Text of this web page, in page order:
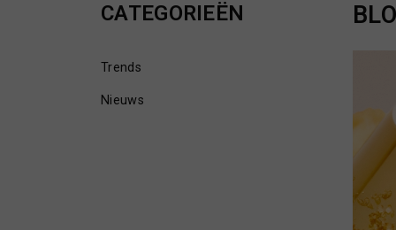
CATEGORIEËN
Trends
Nieuws